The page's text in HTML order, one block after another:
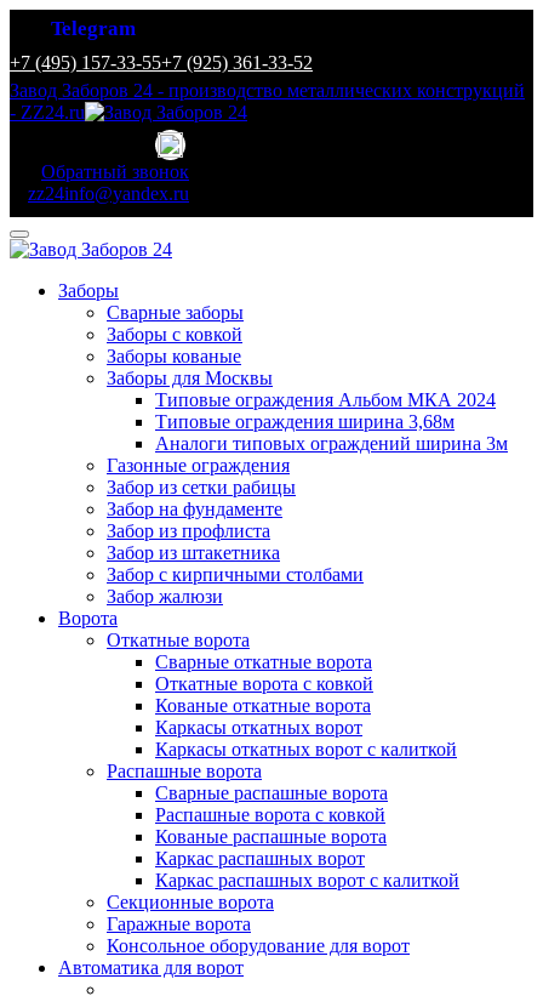
+7 (495) 157-33-55+7 (925) 361-33-52
Завод Заборов 24 - производство металлических конструкций
- ZZ24.ru
Telegram
Обратный звонок
zz24info@yandex.ru
Заборы
Сварные заборы
Заборы с ковкой
Заборы кованые
Заборы для Москвы
Типовые ограждения Альбом МКА 2024
Типовые ограждения ширина 3,68м
Аналоги типовых ограждений ширина 3м
Газонные ограждения
Забор из сетки рабицы
Забор на фундаменте
Забор из профлиста
Забор из штакетника
Забор с кирпичными столбами
Забор жалюзи
Ворота
Откатные ворота
Сварные откатные ворота
Откатные ворота с ковкой
Кованые откатные ворота
Каркасы откатных ворот
Каркасы откатных ворот с калиткой
Распашные ворота
Сварные распашные ворота
Распашные ворота с ковкой
Кованые распашные ворота
Каркас распашных ворот
Каркас распашных ворот с калиткой
Секционные ворота
Гаражные ворота
Консольное оборудование для ворот
Автоматика для ворот